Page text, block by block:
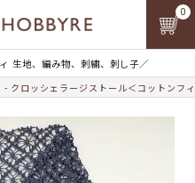
生地、編み物、刺繍、刺し子／
0
クロッシェラージストール＜コットンフ